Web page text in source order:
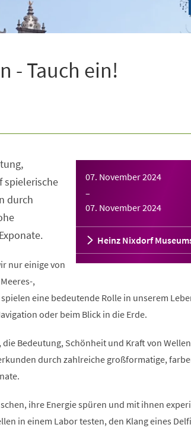
- Tauch ein!
07. November 2024
–
07. November 2024
Heinz Nixdorf
spielerische
durch
nur einige von
,
eine bedeutende Rolle in unserem
oder beim Blick in die Erde.
Bedeutung, Schönheit und Kraft von
durch zahlreiche großformatige,
ihre Energie spüren und mit ihnen
in einem Labor testen, den Klang eines